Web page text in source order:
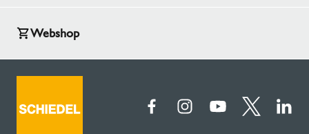
Webshop